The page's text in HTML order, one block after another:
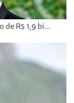
R$ 1,9 bi...